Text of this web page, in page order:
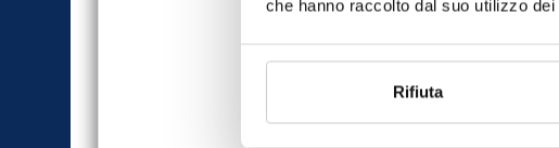
che hanno raccolto dal suo utilizzo
Rifiuta